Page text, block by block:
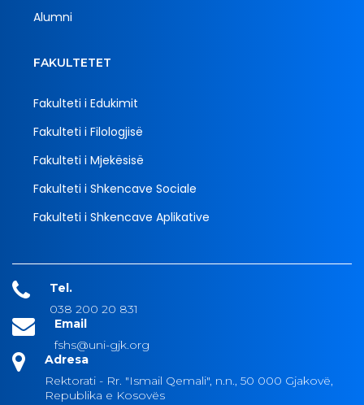
Alumni
FAKULTETET
Fakulteti i Edukimit
Fakulteti i Filologjisë
Fakulteti i Mjekësisë
Fakulteti i Shkencave Sociale
Fakulteti i Shkencave Aplikative
Tel.
038 200 20 831
Email
fshs@uni-gjk.org
Adresa
Rektorati - Rr. "Ismail Qemali", n.n., 50 000 Gjakovë,
Republika e Kosovës